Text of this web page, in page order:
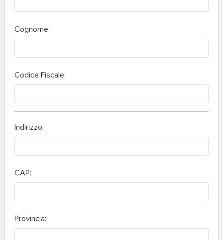
Cognome:
Codice Fiscale:
Indirizzo:
CAP:
Provincia: